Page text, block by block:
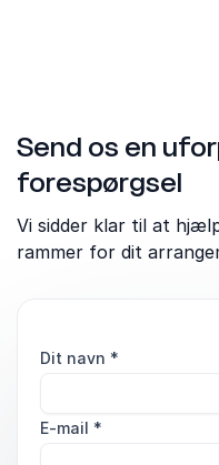
Send os en
forespørgsel
Vi sidder klar til at
rammer for dit
Dit navn *
E-mail *